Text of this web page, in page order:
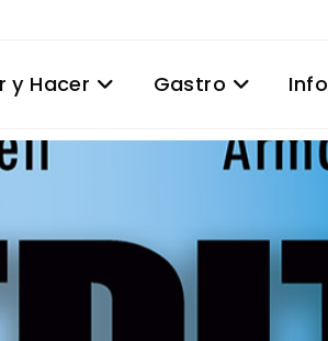
y Hacer Gastro Info